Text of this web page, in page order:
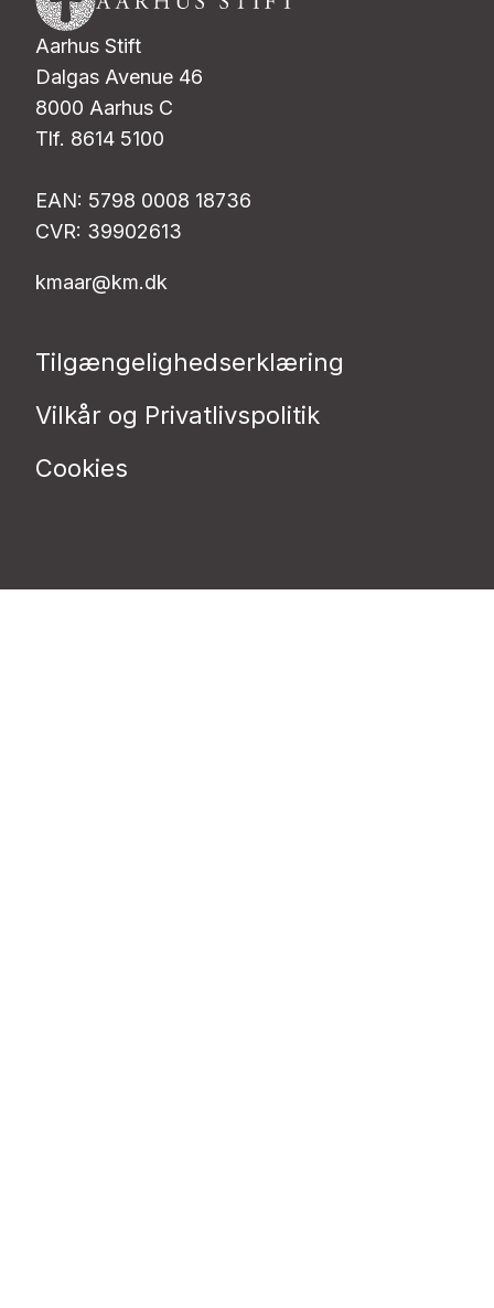
Aarhus Stift
Dalgas Avenue 46
8000 Aarhus C
Tlf. 8614 5100
EAN: 5798 0008 18736
CVR: 39902613
kmaar@km.dk
Tilgængelighedserklæring
Vilkår og Privatlivspolitik
Cookies